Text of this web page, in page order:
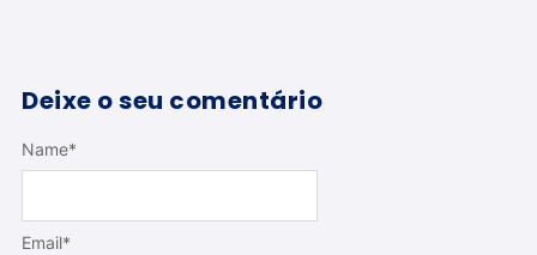
Deixe o seu comentário
Name*
Email*